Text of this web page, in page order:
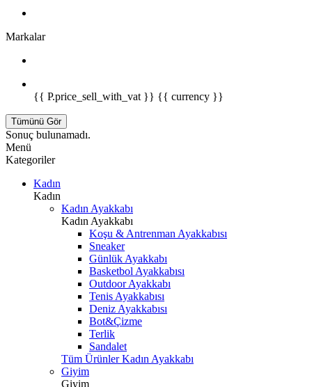
Markalar
{{ P.price_sell_with_vat }} {{ currency }}
Tümünü Gör
Sonuç bulunamadı.
Menü
Kategoriler
Kadın
Kadın
Kadın Ayakkabı
Kadın Ayakkabı
Koşu & Antrenman Ayakkabısı
Sneaker
Günlük Ayakkabı
Basketbol Ayakkabısı
Outdoor Ayakkabı
Tenis Ayakkabısı
Deniz Ayakkabısı
Bot&Çizme
Terlik
Sandalet
Tüm Ürünler Kadın Ayakkabı
Giyim
Giyim